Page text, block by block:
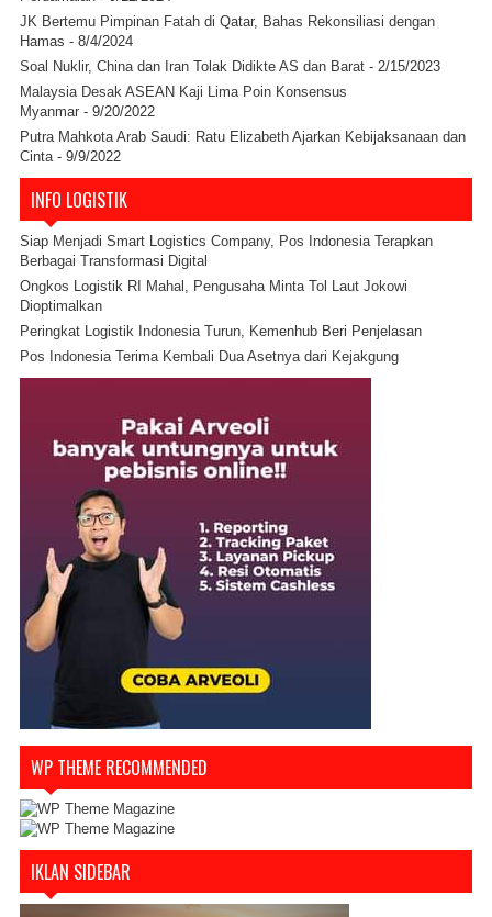
JK Bertemu Pimpinan Fatah di Qatar, Bahas Rekonsiliasi dengan
Hamas - 8/4/2024
Soal Nuklir, China dan Iran Tolak Didikte AS dan Barat - 2/15/2023
Malaysia Desak ASEAN Kaji Lima Poin Konsensus
Myanmar - 9/20/2022
Putra Mahkota Arab Saudi: Ratu Elizabeth Ajarkan Kebijaksanaan dan
Cinta - 9/9/2022
INFO LOGISTIK
Siap Menjadi Smart Logistics Company, Pos Indonesia Terapkan
Berbagai Transformasi Digital
Ongkos Logistik RI Mahal, Pengusaha Minta Tol Laut Jokowi
Dioptimalkan
Peringkat Logistik Indonesia Turun, Kemenhub Beri Penjelasan
Pos Indonesia Terima Kembali Dua Asetnya dari Kejakgung
WP THEME RECOMMENDED
IKLAN SIDEBAR